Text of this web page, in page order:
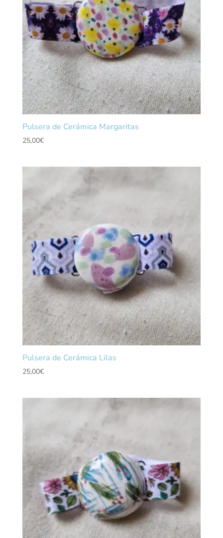
Pulsera de Cerámica Margaritas
25,00€
Pulsera de Cerámica Lilas
25,00€